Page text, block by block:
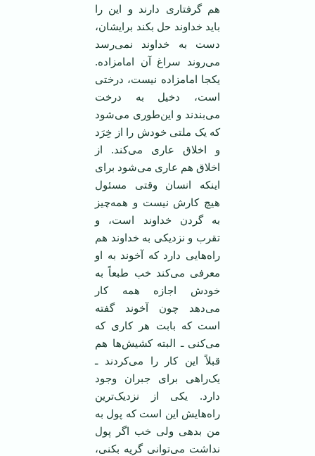
هم گرفتاری دارند و این را
باید خداوند حل بکند برایشان،
دست به خداوند نمی‌رسد
می‌روند سراغ آن امامزاده.
یکجا امامزاده نیست، درختی
است، دخیل به درخت
می‌بندند و این‌طوری می‌شود
که یک ملتی خودش را از خِرَد
و اخلاق عاری می‌کند. از
اخلاق هم عاری می‌شود برای
اینکه انسان وقتی مسئول
هیچ کارش نیست و همه‌چیز
به گردن خداوند است، و
تقرب و نزدیکی به خداوند هم
راه‌هایی دارد که آخوند به او
معرفی می‌کند خب طبعاً به
خودش اجازه همه کار
می‌دهد چون آخوند گفته
است که بابت هر کاری که
می‌کنی ـ البته کشیش‌ها هم
قبلاً این کار را می‌کردند ـ
یک‌راهی برای جبران وجود
دارد. یکی از نزدیک‌ترین
راه‌هایش این است که پول به
من بدهی ولی خب اگر پول
نداشت می‌توانی گریه بکنی،